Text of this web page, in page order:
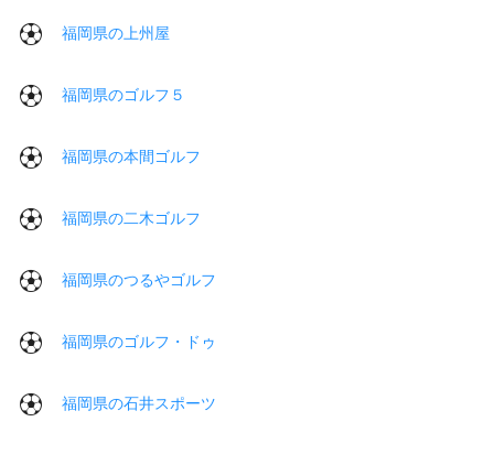
福岡県の上州屋
福岡県のゴルフ５
福岡県の本間ゴルフ
福岡県の二木ゴルフ
福岡県のつるやゴルフ
福岡県のゴルフ・ドゥ
福岡県の石井スポーツ